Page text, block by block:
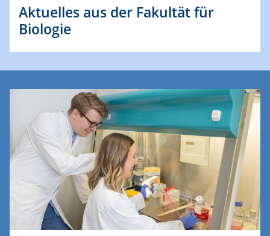
Aktuelles aus der Fakultät für
Biologie